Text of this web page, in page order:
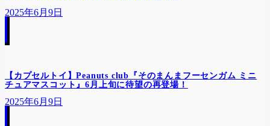
2025年6月9日
【カプセルトイ】Peanuts club『そのまんまフーセンガム ミニ
チュアマスコット』6月上旬に待望の再登場！
2025年6月9日